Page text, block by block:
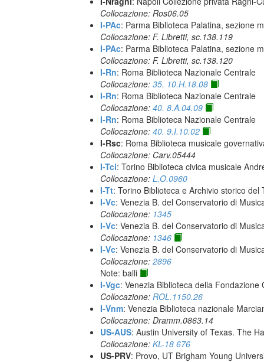
Collocazione: Ros06.05
I-PAc: Parma Biblioteca Palatina, sezione
Collocazione: F. Libretti, sc.138.119
I-PAc: Parma Biblioteca Palatina, sezione
Collocazione: F. Libretti, sc.138.120
I-Rn: Roma Biblioteca Nazionale Centrale
Collocazione: 35. 10.H.18.08
I-Rn: Roma Biblioteca Nazionale Centrale
Collocazione: 40. 8.A.04.09
I-Rn: Roma Biblioteca Nazionale Centrale
Collocazione: 40. 9.I.10.02
I-Rsc: Roma Biblioteca musicale
Collocazione: Carv.05444
I-Tci: Torino Biblioteca civica musicale
Collocazione: L.O.0960
I-Tt: Torino Biblioteca e Archivio storico del
I-Vc: Venezia B. del Conservatorio di
Collocazione: 1345
I-Vc: Venezia B. del Conservatorio di
Collocazione: 1346
I-Vc: Venezia B. del Conservatorio di
Collocazione: 2896
Note: balli
I-Vgc: Venezia Biblioteca della Fondazione
Collocazione: ROL.1150.26
I-Vnm: Venezia Biblioteca nazionale
Collocazione: Dramm.0863.14
US-AUS: Austin University of Texas. The
Collocazione: KL-18 676
US-PRV: Provo, UT Brigham Young